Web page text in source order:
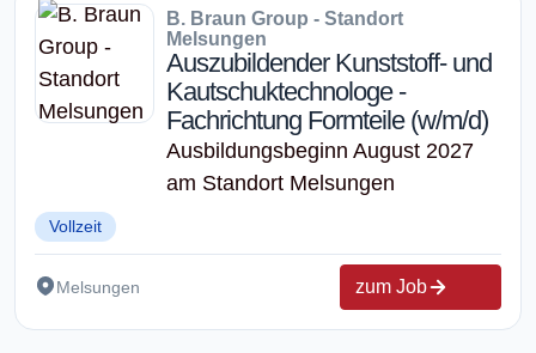
B. Braun Group - Standort
Melsungen
Auszubildender Kunststoff- und
Kautschuktechnologe -
Fachrichtung Formteile (w/m/d)
Ausbildungsbeginn August 2027
am Standort Melsungen
Vollzeit
Melsungen zum Job